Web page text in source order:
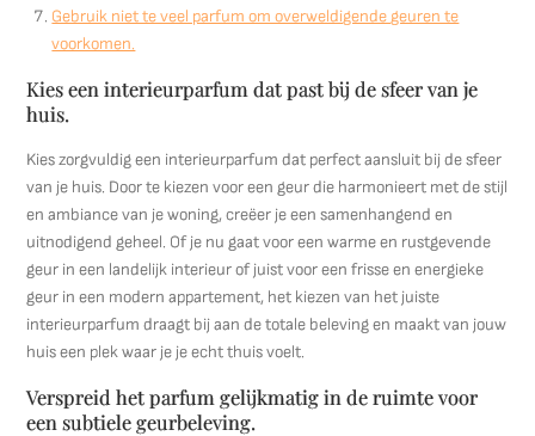
Gebruik niet te veel parfum om overweldigende geuren te
voorkomen.
Kies een interieurparfum dat past bij de sfeer van je
huis.
Kies zorgvuldig een interieurparfum dat perfect aansluit bij de sfeer
van je huis. Door te kiezen voor een geur die harmonieert met de stijl
en ambiance van je woning, creëer je een samenhangend en
uitnodigend geheel. Of je nu gaat voor een warme en rustgevende
geur in een landelijk interieur of juist voor een frisse en energieke
geur in een modern appartement, het kiezen van het juiste
interieurparfum draagt bij aan de totale beleving en maakt van jouw
huis een plek waar je je echt thuis voelt.
Verspreid het parfum gelijkmatig in de ruimte voor
een subtiele geurbeleving.